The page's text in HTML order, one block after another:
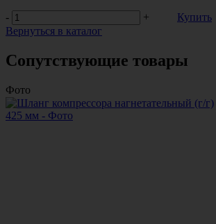
-
+
Купить
Вернуться в каталог
Сопутствующие товары
Фото